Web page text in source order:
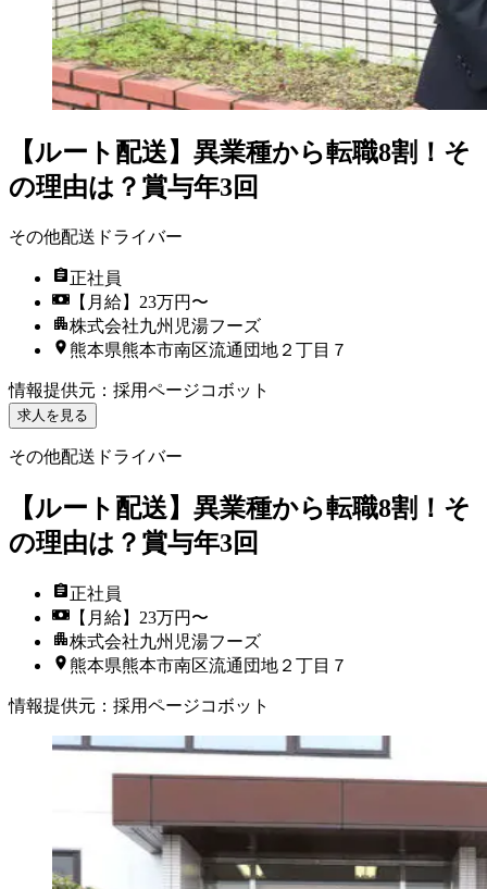
【ルート配送】異業種から転職8割！そ
の理由は？賞与年3回
その他配送ドライバー
正社員
【月給】23万円〜
株式会社九州児湯フーズ
熊本県熊本市南区流通団地２丁目７
情報提供元 ： 採用ページコボット
求人を見る
その他配送ドライバー
【ルート配送】異業種から転職8割！そ
の理由は？賞与年3回
正社員
【月給】23万円〜
株式会社九州児湯フーズ
熊本県熊本市南区流通団地２丁目７
情報提供元 ： 採用ページコボット